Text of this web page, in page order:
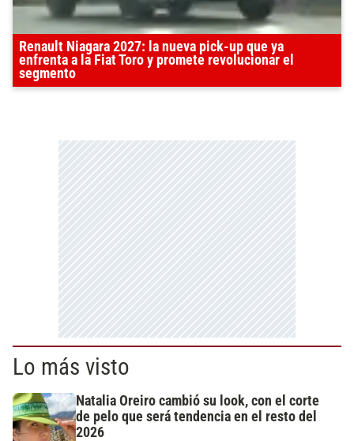
Renault Niagara 2027: la nueva pick-up que ya
enfrenta a la Fiat Toro y promete revolucionar el
segmento
Lo más visto
Natalia Oreiro cambió su look, con el corte
de pelo que será tendencia en el resto del
2026